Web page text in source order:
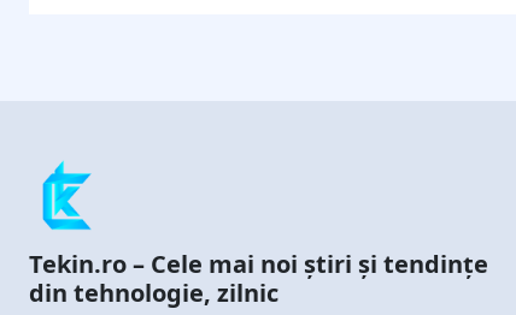
Tekin.ro – Cele mai noi știri și tendințe
din tehnologie, zilnic